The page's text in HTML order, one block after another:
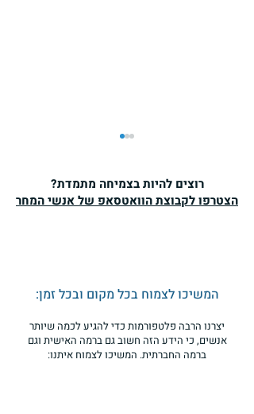
החכמים ביותר מחזיקים
בדעות המטופשות ביותר?
האם מדובר במגמה בכל
העולם?
רוצים להיות בצמיחה מתמדת?
הצטרפו לקבוצת הוואטסאפ של אנשי המחר
המשיכו לצמוח בכל מקום ובכל זמן:
יצרנו הרבה פלטפורמות כדי להגיע לכמה שיותר
אנשים, כי הידע הזה חשוב גם ברמה האישית וגם
ברמה החברתית. המשיכו לצמוח איתנו: